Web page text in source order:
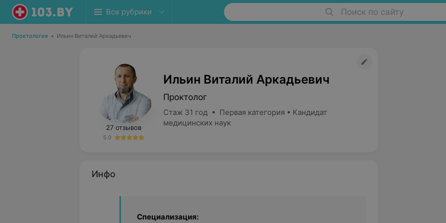
Все рубрики Поиск по сайту
Проктология • Ильин Виталий Аркадьевич
27 отзывов
5.0
Ильин Виталий Аркадьевич
Проктолог
Стаж 31 год • Первая категория • Кандидат
медицинских наук
Инфо
Специализация: